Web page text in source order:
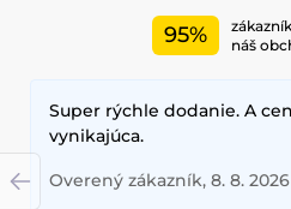
95%
náš
Super rýchle dodanie. A
vynikajúca.
Overený zákazník, 8. 8. 2026